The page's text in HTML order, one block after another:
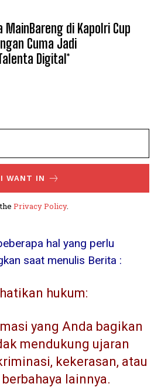
MainBareng di Kapolri Cup
Cuma Jadi
Digital*
I WANT IN
Privacy Policy.
hal yang perlu
saat menulis Berita :
hukum:
yang Anda bagikan
mendukung ujaran
kekerasan, atau
lainnya.